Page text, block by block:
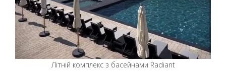
Літній комплекс з басейнами Radiant